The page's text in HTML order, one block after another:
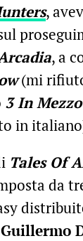
,
, a
(mi
3 In
in
Tales Of
da
Guillermo